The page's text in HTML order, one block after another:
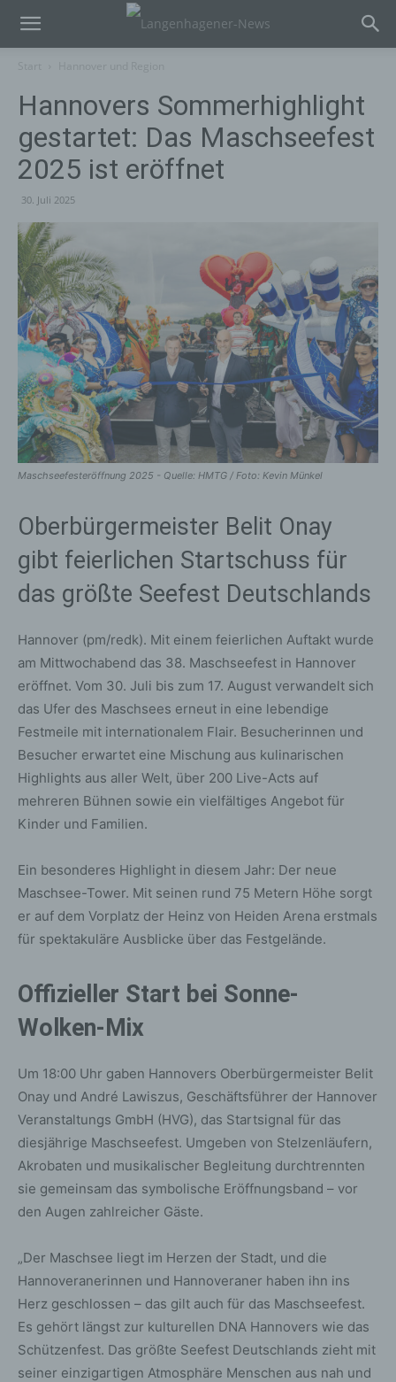
Hannovers Sommerhighlight
gestartet: Das Maschseefest
2025 ist eröffnet
30. Juli 2025
Maschseefesteröffnung 2025 - Quelle: HMTG / Foto: Kevin Münkel
Oberbürgermeister Belit Onay
gibt feierlichen Startschuss für
das größte Seefest Deutschlands
Hannover (pm/redk). Mit einem feierlichen Auftakt wurde
am Mittwochabend das 38. Maschseefest in Hannover
eröffnet. Vom 30. Juli bis zum 17. August verwandelt sich
das Ufer des Maschsees erneut in eine lebendige
Festmeile mit internationalem Flair. Besucherinnen und
Besucher erwartet eine Mischung aus kulinarischen
Highlights aus aller Welt, über 200 Live-Acts auf
mehreren Bühnen sowie ein vielfältiges Angebot für
Kinder und Familien.
Ein besonderes Highlight in diesem Jahr: Der neue
Maschsee-Tower. Mit seinen rund 75 Metern Höhe sorgt
er auf dem Vorplatz der Heinz von Heiden Arena erstmals
für spektakuläre Ausblicke über das Festgelände.
Offizieller Start bei Sonne-
Wolken-Mix
Um 18:00 Uhr gaben Hannovers Oberbürgermeister Belit
Onay und André Lawiszus, Geschäftsführer der Hannover
Veranstaltungs GmbH (HVG), das Startsignal für das
diesjährige Maschseefest. Umgeben von Stelzenläufern,
Akrobaten und musikalischer Begleitung durchtrennten
sie gemeinsam das symbolische Eröffnungsband – vor
den Augen zahlreicher Gäste.
„Der Maschsee liegt im Herzen der Stadt, und die
Hannoveranerinnen und Hannoveraner haben ihn ins
Herz geschlossen – das gilt auch für das Maschseefest.
Es gehört längst zur kulturellen DNA Hannovers wie das
Schützenfest. Das größte Seefest Deutschlands zieht mit
seiner einzigartigen Atmosphäre Menschen aus nah und